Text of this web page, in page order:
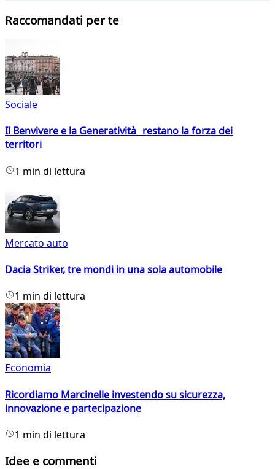
Raccomandati per te
Sociale
Il Benvivere e la Generatività restano la forza dei
territori
1 min di lettura
Mercato auto
Dacia Striker, tre mondi in una sola automobile
1 min di lettura
Economia
Ricordiamo Marcinelle investendo su sicurezza,
innovazione e partecipazione
1 min di lettura
Idee e commenti